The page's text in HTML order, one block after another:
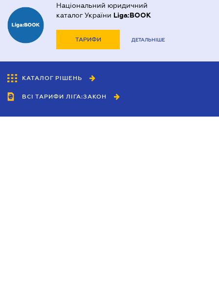
Національний юридичний
каталог України Liga:BOOK
ТАРИФИ ДЕТАЛЬНІШЕ
КАТАЛОГ РІШЕНЬ
ВСІ ТАРИФИ ЛІГА:ЗАКОН